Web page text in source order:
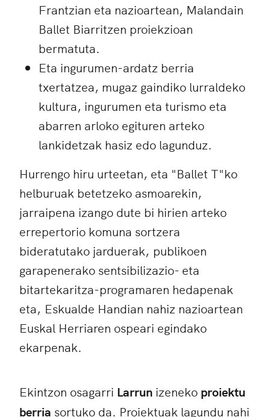
Frantzian eta nazioartean, Malandain
Ballet Biarritzen proiekzioan
bermatuta.
Eta ingurumen-ardatz berria
txertatzea, mugaz gaindiko lurraldeko
kultura, ingurumen eta turismo eta
abarren arloko egituren arteko
lankidetzak hasiz edo lagunduz.
Hurrengo hiru urteetan, eta "Ballet T"ko
helburuak betetzeko asmoarekin,
jarraipena izango dute bi hirien arteko
errepertorio komuna sortzera
bideratutako jarduerak, publikoen
garapenerako sentsibilizazio- eta
bitartekaritza-programaren hedapenak
eta, Eskualde Handian nahiz nazioartean
Euskal Herriaren ospeari egindako
ekarpenak.
Ekintzon osagarri Larrun izeneko proiektu
berria sortuko da. Proiektuak lagundu nahi